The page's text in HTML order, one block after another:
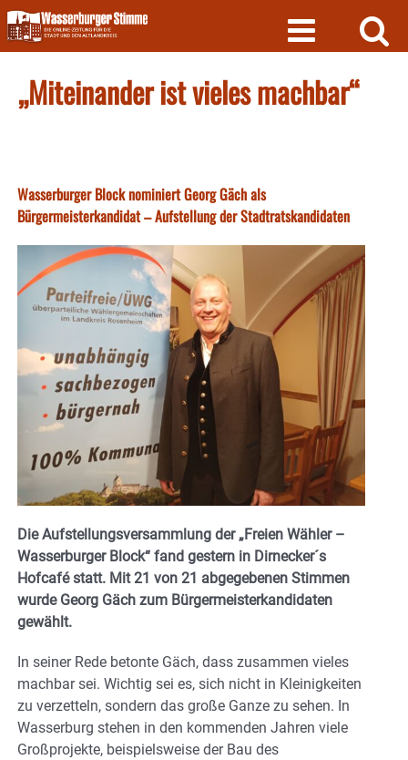
Skip
to
content
„Miteinander ist vieles machbar“
Wasserburger Block nominiert Georg Gäch als
Bürgermeisterkandidat – Aufstellung der Stadtratskandidaten
Die Aufstellungsversammlung der „Freien Wähler –
Wasserburger Block“ fand gestern in Dirnecker´s
Hofcafé statt. Mit 21 von 21 abgegebenen Stimmen
wurde Georg Gäch zum Bürgermeisterkandidaten
gewählt.
In seiner Rede betonte Gäch, dass zusammen vieles
machbar sei. Wichtig sei es, sich nicht in Kleinigkeiten
zu verzetteln, sondern das große Ganze zu sehen. In
Wasserburg stehen in den kommenden Jahren viele
Großprojekte, beispielsweise der Bau des